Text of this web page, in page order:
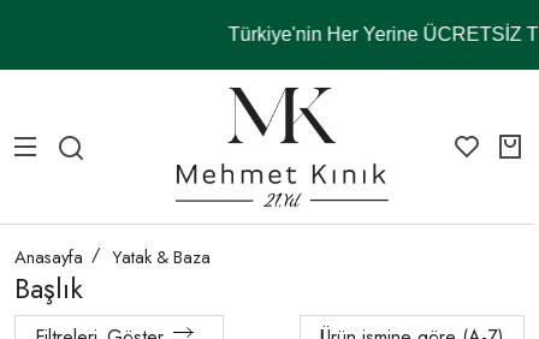
Türkiye'nin Her Yerine ÜCRETSİZ
Anasayfa Yatak & Baza
Başlık